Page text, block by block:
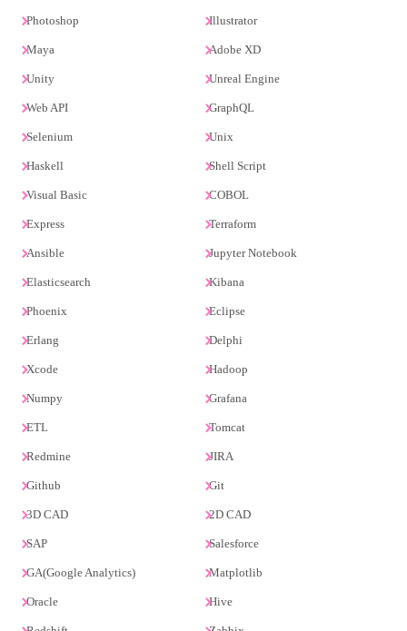
Photoshop Illustrator
Maya Adobe XD
Unity Unreal Engine
Web API GraphQL
Selenium Unix
Haskell Shell Script
Visual Basic COBOL
Express Terraform
Ansible Jupyter Notebook
Elasticsearch Kibana
Phoenix Eclipse
Erlang Delphi
Xcode Hadoop
Numpy Grafana
ETL Tomcat
Redmine JIRA
Github Git
3D CAD 2D CAD
SAP Salesforce
GA(Google Analytics) Matplotlib
Oracle Hive